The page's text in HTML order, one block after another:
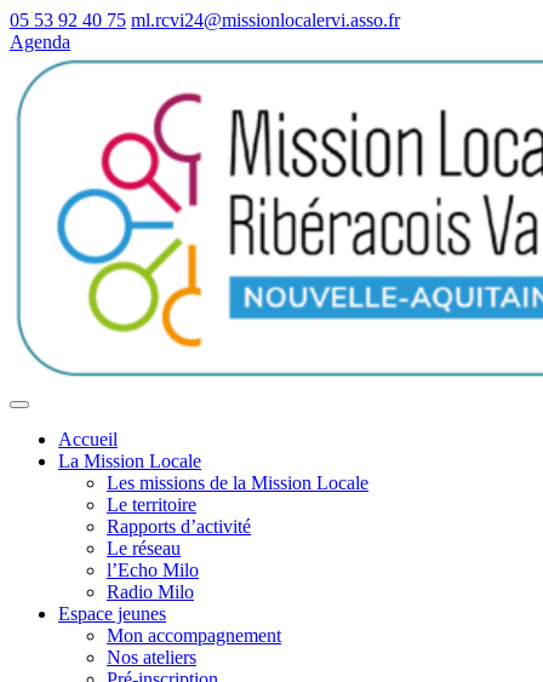
05 53 92 40 75 ml.rcvi24@missionlocalervi.asso.fr
Agenda
Accueil
La Mission Locale
Les missions de la Mission Locale
Le territoire
Rapports d’activité
Le réseau
l’Echo Milo
Radio Milo
Espace jeunes
Mon accompagnement
Nos ateliers